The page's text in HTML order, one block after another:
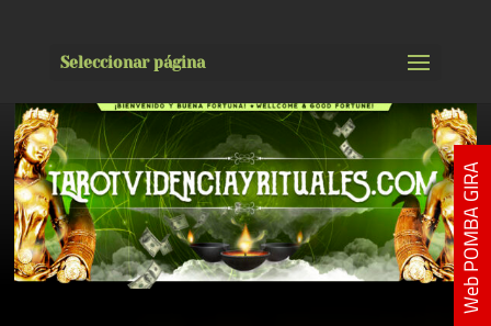
Seleccionar página
Web POMBA GIRA